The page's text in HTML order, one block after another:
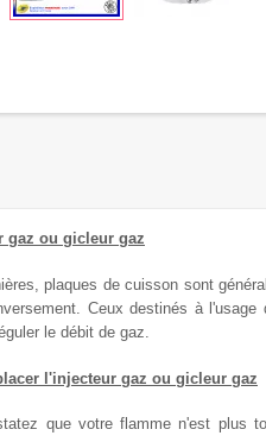
gaz ou gicleur gaz
plaques de cuisson sont
Ceux destinés à
le débit de gaz.
l'injecteur gaz ou gicleur gaz
que votre flamme n'est plus